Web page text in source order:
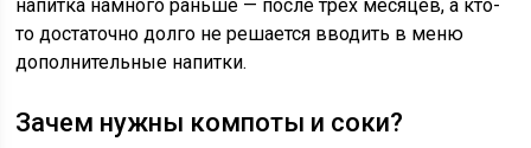
напитка намного раньше — после трех месяцев, а кто-
то достаточно долго не решается вводить в меню
дополнительные напитки.
Зачем нужны компоты и соки?